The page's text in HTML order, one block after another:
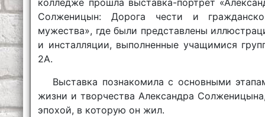
колледже прошла выставка-портрет
Солженицын: Дорога чести и
мужества», где были представлены
и инсталляции, выполненные учащимися
2А.
Выставка познакомила с основными
жизни и творчества Александра
эпохой, в которую он жил.